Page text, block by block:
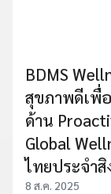
BDMS
สุขภาพดีเพื่
ด้าน
Global
ไทยประจำสิ
8 ส.ค. 2025